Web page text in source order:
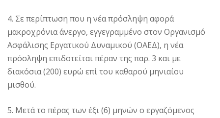
4. Σε περίπτωση που η νέα πρόσληψη αφορά
μακροχρόνια άνεργο, εγγεγραμμένο στον Οργανισμό
Ασφάλισης Εργατικού Δυναμικού (ΟΑΕΔ), η νέα
πρόσληψη επιδοτείται πέραν της παρ. 3 και με
διακόσια (200) ευρώ επί του καθαρού μηνιαίου
μισθού.
5. Μετά το πέρας των έξι (6) μηνών ο εργαζόμενος